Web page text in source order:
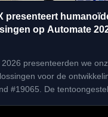
presenteert
op Automate
presenteerden we
voor de
#19065. De